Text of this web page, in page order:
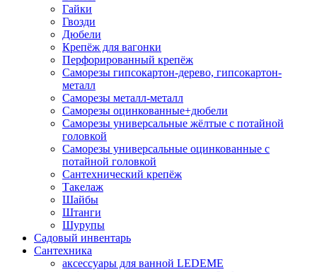
Гайки
Гвозди
Дюбели
Крепёж для вагонки
Перфорированный крепёж
Саморезы гипсокартон-дерево, гипсокартон-
металл
Саморезы металл-металл
Саморезы оцинкованные+дюбели
Саморезы универсальные жёлтые с потайной
головкой
Саморезы универсальные оцинкованные с
потайной головкой
Сантехнический крепёж
Такелаж
Шайбы
Штанги
Шурупы
Садовый инвентарь
Сантехника
аксессуары для ванной LEDEME